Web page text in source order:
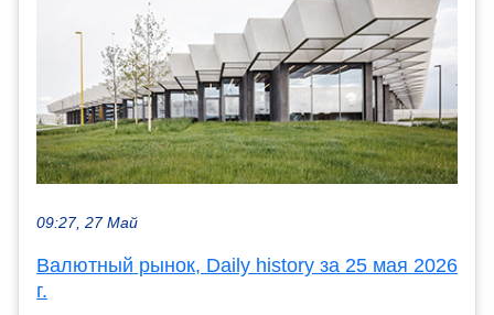
09:27, 27 Май
Валютный рынок, Daily history за 25 мая 2026
г.